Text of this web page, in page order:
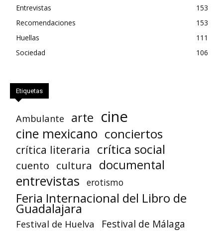
Entrevistas
153
Recomendaciones
153
Huellas
111
Sociedad
106
Etiquetas
Ambulante arte cine
cine mexicano conciertos
crítica literaria crítica social
cuento cultura documental
entrevistas erotismo
Feria Internacional del Libro de
Guadalajara
Festival de Huelva Festival de Málaga